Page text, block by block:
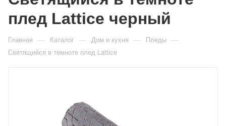
плед Lattice черный
Главная — Каталог — Дом и кухня — Пледы —
Светящийся в темноте плед Lattice